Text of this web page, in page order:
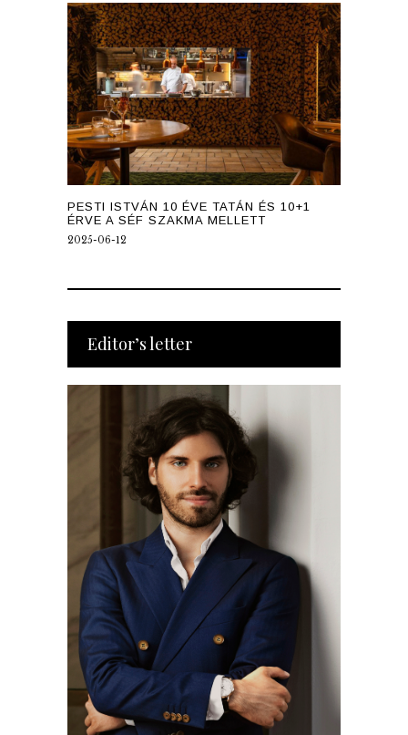
PESTI ISTVÁN 10 ÉVE TATÁN ÉS 10+1
ÉRVE A SÉF SZAKMA MELLETT
2025-06-12
Editor’s letter